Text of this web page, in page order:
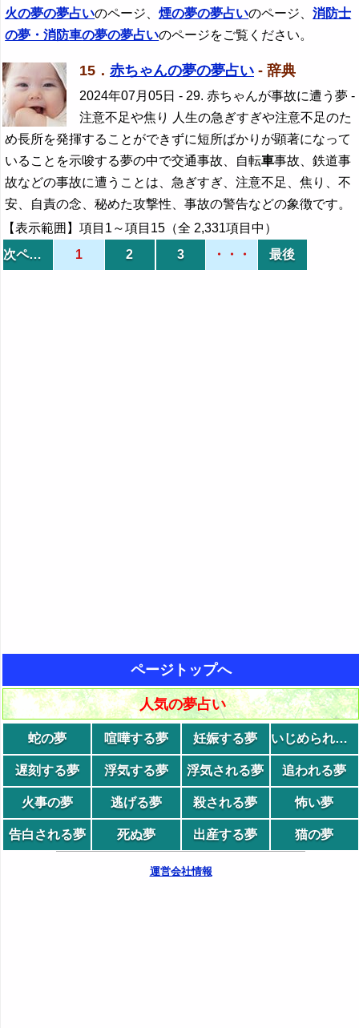
火の夢の夢占いのページ、煙の夢の夢占いのページ、消防士
の夢・消防車の夢の夢占いのページをご覧ください。
15． 赤ちゃんの夢の夢占い - 辞典
2024年07月05日 - 29. 赤ちゃんが事故に遭う夢 -
注意不足や焦り 人生の急ぎすぎや注意不足のた
め長所を発揮することができずに短所ばかりが顕著になって
いることを示唆する夢の中で交通事故、自転車事故、鉄道事
故などの事故に遭うことは、急ぎすぎ、注意不足、焦り、不
安、自責の念、秘めた攻撃性、事故の警告などの象徴です。
【表示範囲】項目1～項目15（全 2,331項目中）
次ページ
1 2 3 ・・・ 最後
ページトップへ
人気の夢占い
蛇の夢 喧嘩する夢 妊娠する夢 いじめられる夢
遅刻する夢 浮気する夢 浮気される夢 追われる夢
火事の夢 逃げる夢 殺される夢 怖い夢
告白される夢 死ぬ夢 出産する夢 猫の夢
運営会社情報